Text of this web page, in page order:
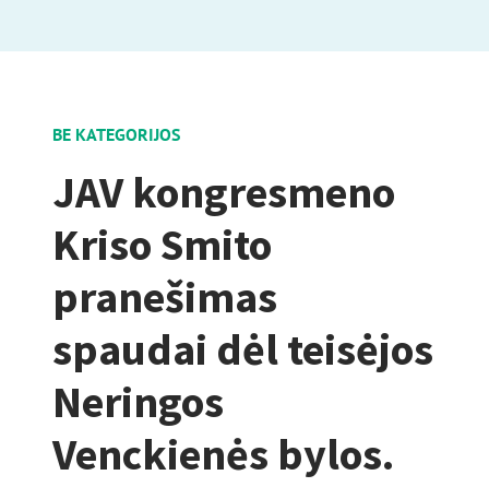
BE KATEGORIJOS
JAV kongresmeno
Kriso Smito
pranešimas
spaudai dėl teisėjos
Neringos
Venckienės bylos.